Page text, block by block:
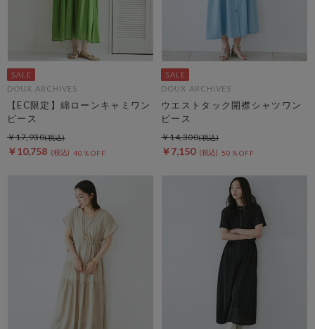
DOUX ARCHIVES
【EC限定】綿ローンキャミワン
ピース
￥10,758 40％OFF
￥17,930
DOUX ARCHIVES
ウエストタック開襟シャツワン
ピース
￥7,150 50％OFF
￥14,300